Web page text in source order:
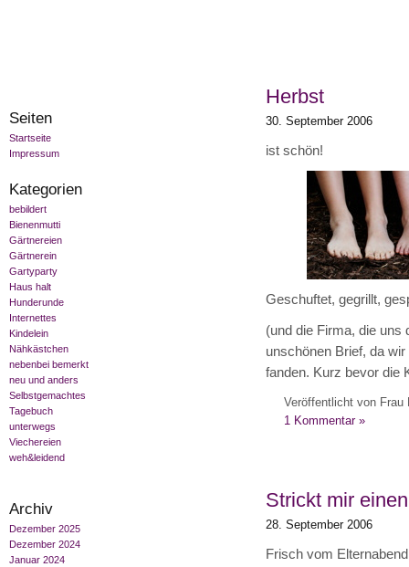
Seiten
Startseite
Impressum
Kategorien
bebildert
Bienenmutti
Gärtnereien
Gärtnerein
Gartyparty
Haus halt
Hunderunde
Internettes
Kindelein
Nähkästchen
nebenbei bemerkt
neu und anders
Selbstgemachtes
Tagebuch
unterwegs
Viechereien
weh&leidend
Archiv
Dezember 2025
Dezember 2024
Januar 2024
Herbst
30. September 2006
ist schön!
Geschuftet, gegrillt,
(und die Firma, die
unschönen Brief, da
fanden. Kurz bevor die
Veröffentlicht von Frau
1 Kommentar »
Strickt mir
28. September 2006
Frisch vom